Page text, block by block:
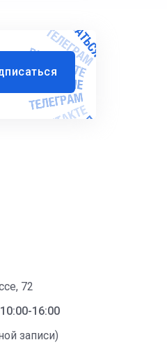
72
16:00
записи)